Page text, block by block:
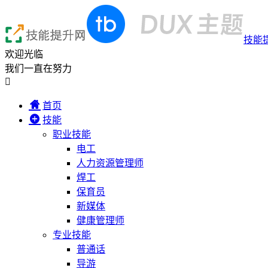
技能
欢迎光临
我们一直在努力

首页
技能
职业技能
电工
人力资源管理师
焊工
保育员
新媒体
健康管理师
专业技能
普通话
导游